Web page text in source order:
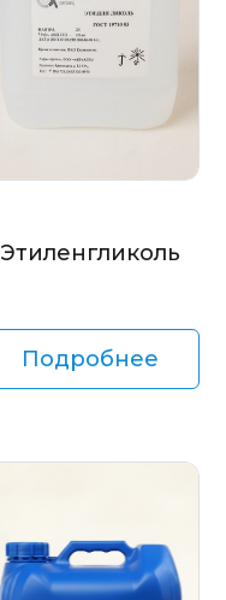
Этиленгликоль
Подробнее